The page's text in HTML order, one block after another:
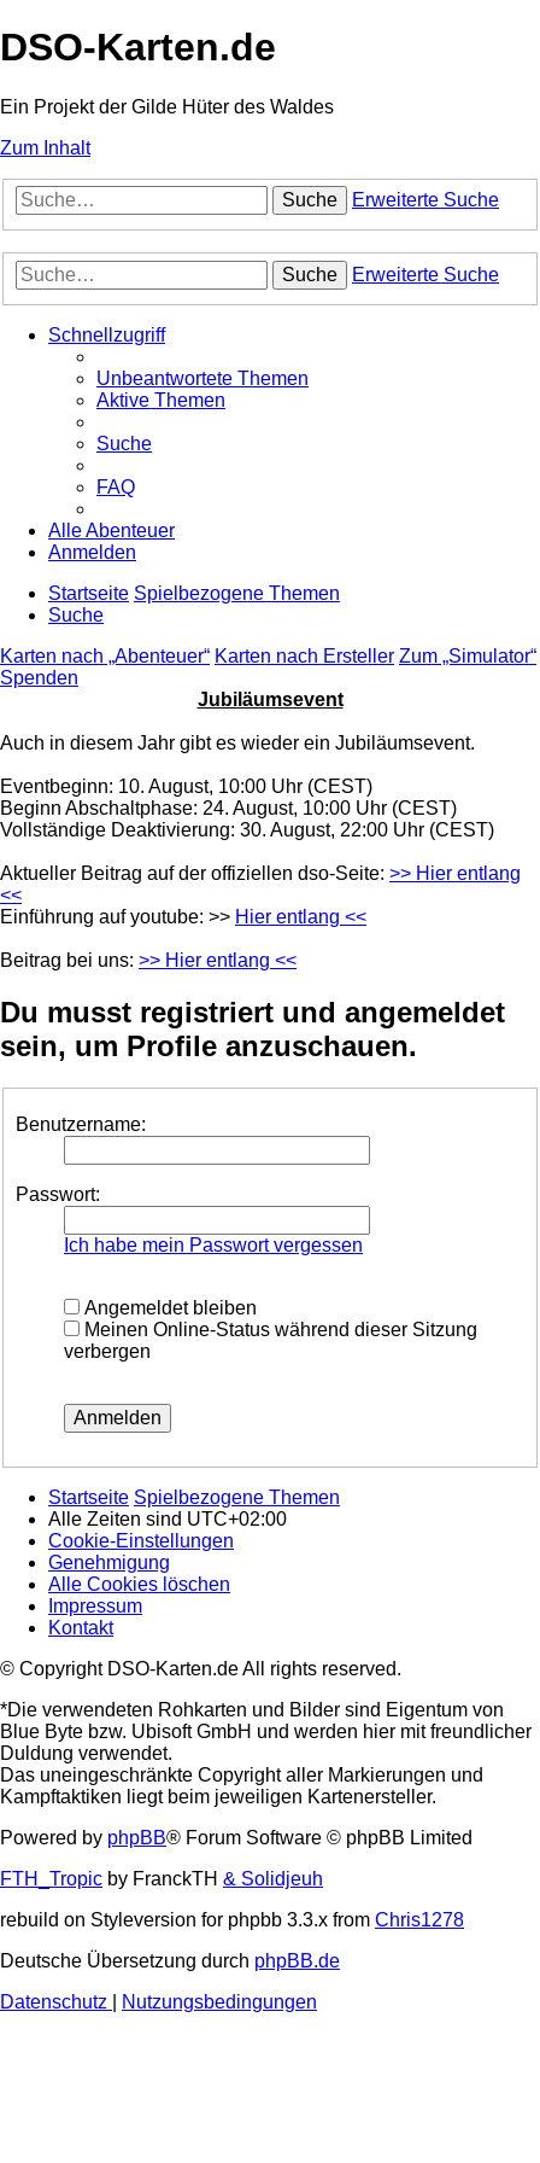
DSO-Karten.de
Ein Projekt der Gilde Hüter des Waldes
Zum Inhalt
Suche Erweiterte Suche
Suche Erweiterte Suche
Schnellzugriff
Unbeantwortete Themen
Aktive Themen
Suche
FAQ
Alle Abenteuer
Anmelden
Startseite Spielbezogene Themen
Suche
Karten nach „Abenteuer“ Karten nach Ersteller Zum „Simulator“
Spenden
Jubiläumsevent
Auch in diesem Jahr gibt es wieder ein Jubiläumsevent.
Eventbeginn: 10. August, 10:00 Uhr (CEST)
Beginn Abschaltphase: 24. August, 10:00 Uhr (CEST)
Vollständige Deaktivierung: 30. August, 22:00 Uhr (CEST)
Aktueller Beitrag auf der offiziellen dso-Seite: >> Hier entlang
<<
Einführung auf youtube: >> Hier entlang <<
Beitrag bei uns: >> Hier entlang <<
Du musst registriert und angemeldet
sein, um Profile anzuschauen.
Benutzername:
Passwort:
Ich habe mein Passwort vergessen
Angemeldet bleiben
Meinen Online-Status während dieser Sitzung
verbergen
Startseite Spielbezogene Themen
Alle Zeiten sind UTC+02:00
Cookie-Einstellungen
Genehmigung
Alle Cookies löschen
Impressum
Kontakt
© Copyright DSO-Karten.de All rights reserved.
*Die verwendeten Rohkarten und Bilder sind Eigentum von
Blue Byte bzw. Ubisoft GmbH und werden hier mit freundlicher
Duldung verwendet.
Das uneingeschränkte Copyright aller Markierungen und
Kampftaktiken liegt beim jeweiligen Kartenersteller.
Powered by phpBB® Forum Software © phpBB Limited
FTH_Tropic by FranckTH & Solidjeuh
rebuild on Styleversion for phpbb 3.3.x from Chris1278
Deutsche Übersetzung durch phpBB.de
Datenschutz
Nutzungsbedingungen